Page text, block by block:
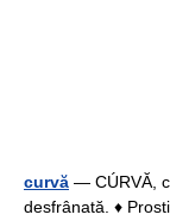
curvă — CÚRVĂ,
desfrânată. ♦